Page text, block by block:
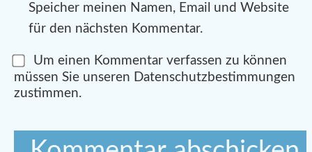
Speicher meinen Namen, Email und Website
für den nächsten Kommentar.
Um einen Kommentar verfassen zu können
müssen Sie unseren Datenschutzbestimmungen
zustimmen.